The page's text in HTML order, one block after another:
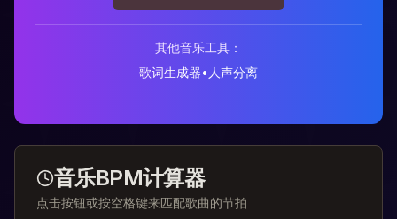
其他音乐工具：
歌词生成器• 人声分离
音乐BPM计算器
点击按钮或按空格键来匹配歌曲的节拍